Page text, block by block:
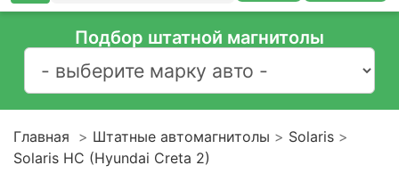
Подбор штатной магнитолы
Главная Штатные автомагнитолы
Solaris
Solaris HC (Hyundai Creta 2)